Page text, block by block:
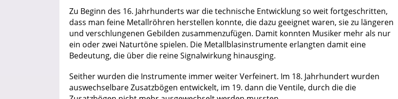
Zu Beginn des 16. Jahrhunderts war die technische Entwicklung so weit fortgeschritten,
dass man feine Metallröhren herstellen konnte, die dazu geeignet waren, sie zu längeren
und verschlungenen Gebilden zusammenzufügen. Damit konnten Musiker mehr als nur
ein oder zwei Naturtöne spielen. Die Metallblasinstrumente erlangten damit eine
Bedeutung, die über die reine Signalwirkung hinausging.
Seither wurden die Instrumente immer weiter Verfeinert. Im 18. Jahrhundert wurden
auswechselbare Zusatzbögen entwickelt, im 19. dann die Ventile, durch die die